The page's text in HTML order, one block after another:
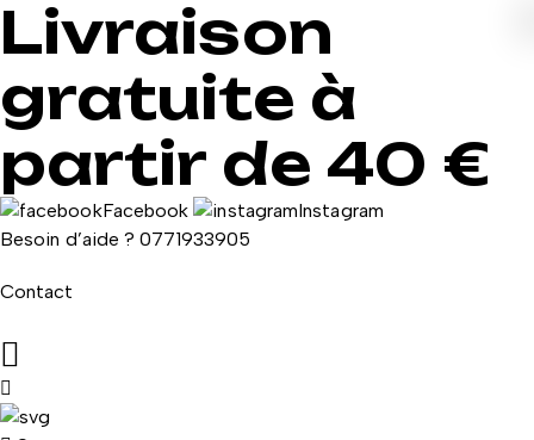
Livraison
gratuite à
partir de 40 €
Facebook
Instagram
Besoin d’aide ?0771933905
Contact